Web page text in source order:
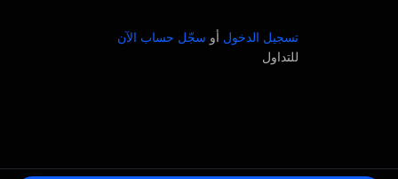
تسجيل الدخول أو سجّل حساب الآن
للتداول